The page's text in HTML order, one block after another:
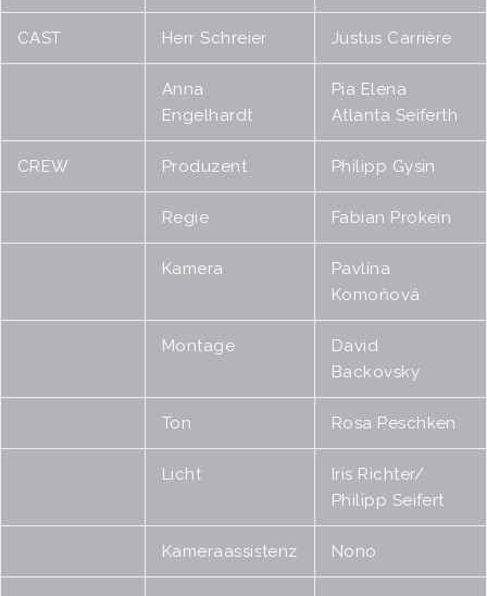
CAST Herr Schreier Justus Carrière
Anna
Engelhardt
Pia Elena
Atlanta Seiferth
CREW Produzent Philipp Gysin
Regie Fabian Prokein
Kamera
Pavlína
Komoňová
Montage
David
Backovsky
Ton Rosa Peschken
Licht
Iris Richter/
Philipp Seifert
Kameraassistenz Nono